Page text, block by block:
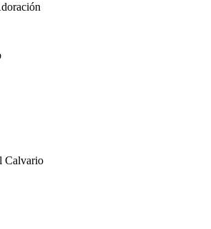
Calvario